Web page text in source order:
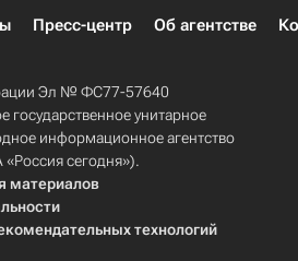
Пресс-центр Об агентстве
Эл № ФС77-57640
государственное унитарное
информационное агентство
сегодня»).
материалов
технологий